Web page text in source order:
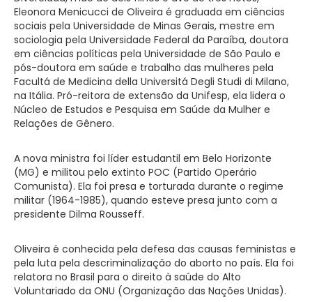
Eleonora Menicucci de Oliveira é graduada em ciências
sociais pela Universidade de Minas Gerais, mestre em
sociologia pela Universidade Federal da Paraíba, doutora
em ciências políticas pela Universidade de São Paulo e
pós-doutora em saúde e trabalho das mulheres pela
Facultá de Medicina della Universitá Degli Studi di Milano,
na Itália. Pró-reitora de extensão da Unifesp, ela lidera o
Núcleo de Estudos e Pesquisa em Saúde da Mulher e
Relações de Gênero.
A nova ministra foi líder estudantil em Belo Horizonte
(MG) e militou pelo extinto POC (Partido Operário
Comunista). Ela foi presa e torturada durante o regime
militar (1964-1985), quando esteve presa junto com a
presidente Dilma Rousseff.
Oliveira é conhecida pela defesa das causas feministas e
pela luta pela descriminalização do aborto no país. Ela foi
relatora no Brasil para o direito à saúde do Alto
Voluntariado da ONU (Organização das Nações Unidas).